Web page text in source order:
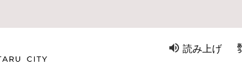
読み上げ